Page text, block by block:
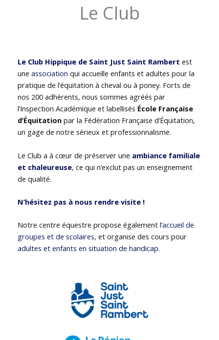
Le Club
Le Club Hippique de Saint Just Saint Rambert est
uneassociation qui accueille enfants et adultes pour la
pratique de l’équitation à cheval ou à poney. Forts de
nos 200 adhérents, nous sommes agréés par
l’Inspection Académique et labellisés École Française
d’Équitation par la Fédération Française d’Équitation,
un gage de notre sérieux et professionnalisme.
Le Club a à cœur de préserver une ambiance familiale
et chaleureuse, ce qui n’exclut pas un enseignement
de qualité.
N’hésitez pas à nous rendre visite !
Notre centre équestre propose égalementl’accueil de
groupes et de scolaires, et organise des cours pour
adultes et enfants en situation de handicap.